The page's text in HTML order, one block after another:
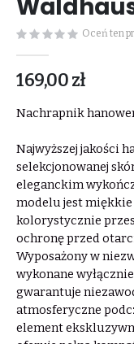
Oceń ten
169,00 zł
Nachrapnik
Najwyższej jakości
selekcjonowanej
eleganckim
modelu jest
kolorystycznie
ochronę przed
Wyposażony w
wykonane
gwarantuje
atmosferyczne
element